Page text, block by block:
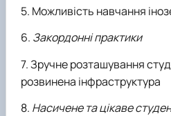
Можливість навчання
Закордонні практики
Зручне розташування
розвинена інфраструктура
Насичене та цікаве